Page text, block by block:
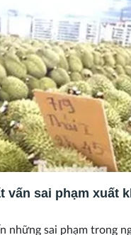
vấn sai phạm xuất
những sai phạm trong